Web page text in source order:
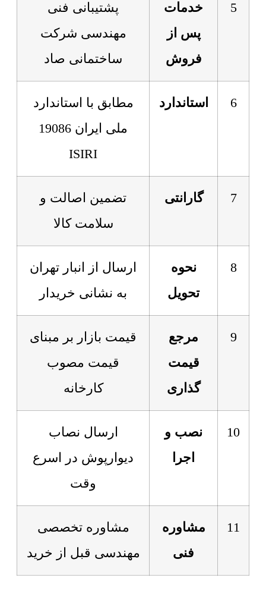
5
خدمات
پس از
فروش
پشتیبانی فنی
مهندسی شرکت
ساختمانی صاد
6 استاندارد
مطابق با استاندارد
ملی ایران 19086
ISIRI
7 گارانتی
تضمین اصالت و
سلامت کالا
8
نحوه
تحویل
ارسال از انبار تهران
به نشانی خریدار
9
مرجع
قیمت
گذاری
قیمت بازار بر مبنای
قیمت مصوب
کارخانه
10
نصب و
اجرا
ارسال نصاب
دیوارپوش در اسرع
وقت
11
مشاوره
فنی
مشاوره تخصصی
مهندسی قبل از خرید